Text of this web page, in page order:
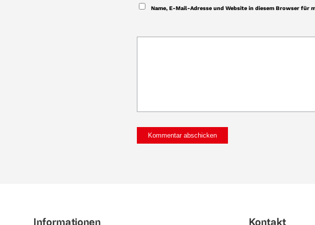
Name, E-Mail-Adresse und Website in diesem Browser für
Informationen Kontakt